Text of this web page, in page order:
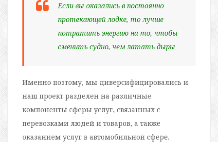
Если вы оказались в постоянно
протекающей лодке, то лучше
потратить энергию на то, чтобы
сменить судно, чем латать дыры
Именно поэтому, мы диверсифицировались и
наш проект разделен на различные
компоненты сферы услуг, связанных с
перевозками людей и товаров, а также
оказанием услуг в автомобильной сфере.